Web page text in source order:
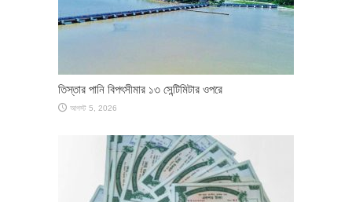
তিস্তার পানি বিপৎসীমার ১৩ সেন্টিমিটার ওপরে
আগস্ট 5, 2026